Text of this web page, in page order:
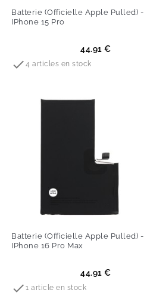
Batterie (Officielle Apple Pulled) -
IPhone 15 Pro
44.91 €
 4 articles en stock
Batterie (Officielle Apple Pulled) -
IPhone 16 Pro Max
44.91 €
 1 article en stock